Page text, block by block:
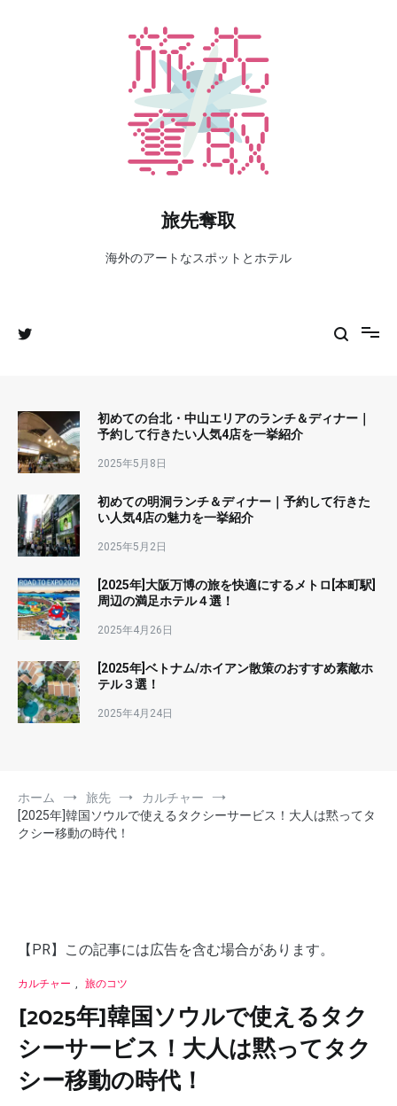
旅先奪取
海外のアートなスポットとホテル
初めての台北・中山エリアのランチ＆ディナー｜
予約して行きたい人気4店を一挙紹介
2025年5月8日
初めての明洞ランチ＆ディナー｜予約して行きた
い人気4店の魅力を一挙紹介
2025年5月2日
[2025年]大阪万博の旅を快適にするメトロ[本町駅]
周辺の満足ホテル４選！
2025年4月26日
[2025年]ベトナム/ホイアン散策のおすすめ素敵ホ
テル３選！
2025年4月24日
ホーム 旅先
カルチャー
[2025年]韓国ソウルで使えるタクシーサービス！大人は黙ってタ
クシー移動の時代！
【PR】この記事には広告を含む場合があります。
カルチャー , 旅のコツ
[2025年]韓国ソウルで使えるタク
シーサービス！大人は黙ってタク
シー移動の時代！